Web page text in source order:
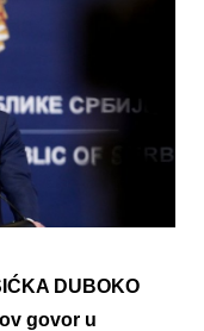
DUBOKO
govor u